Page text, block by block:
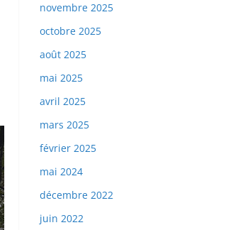
novembre 2025
octobre 2025
août 2025
mai 2025
avril 2025
mars 2025
février 2025
mai 2024
décembre 2022
juin 2022